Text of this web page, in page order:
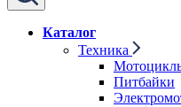
Каталог
Техника
Питбайки